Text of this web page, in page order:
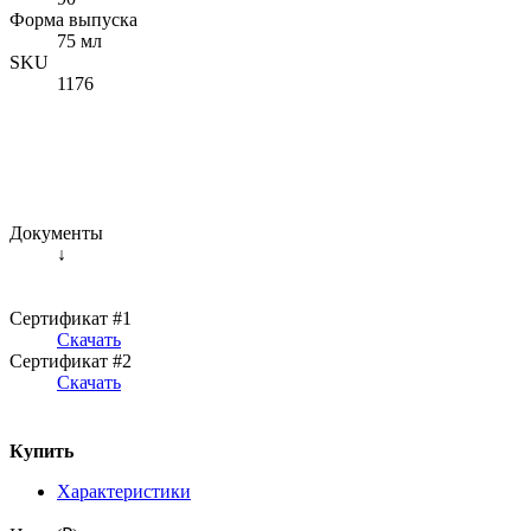
Форма выпуска
75 мл
SKU
1176
Документы
↓
Сертификат #1
Скачать
Сертификат #2
Скачать
Купить
Характеристики